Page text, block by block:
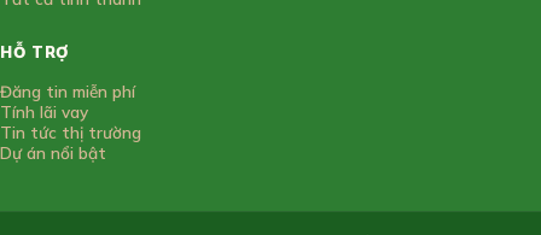
HỖ TRỢ
Đăng tin miễn phí
Tính lãi vay
Tin tức thị trường
Dự án nổi bật